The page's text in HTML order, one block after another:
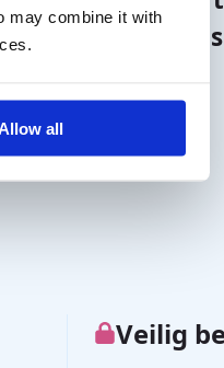
may combine it with
Allow all
en
meer
Veilig